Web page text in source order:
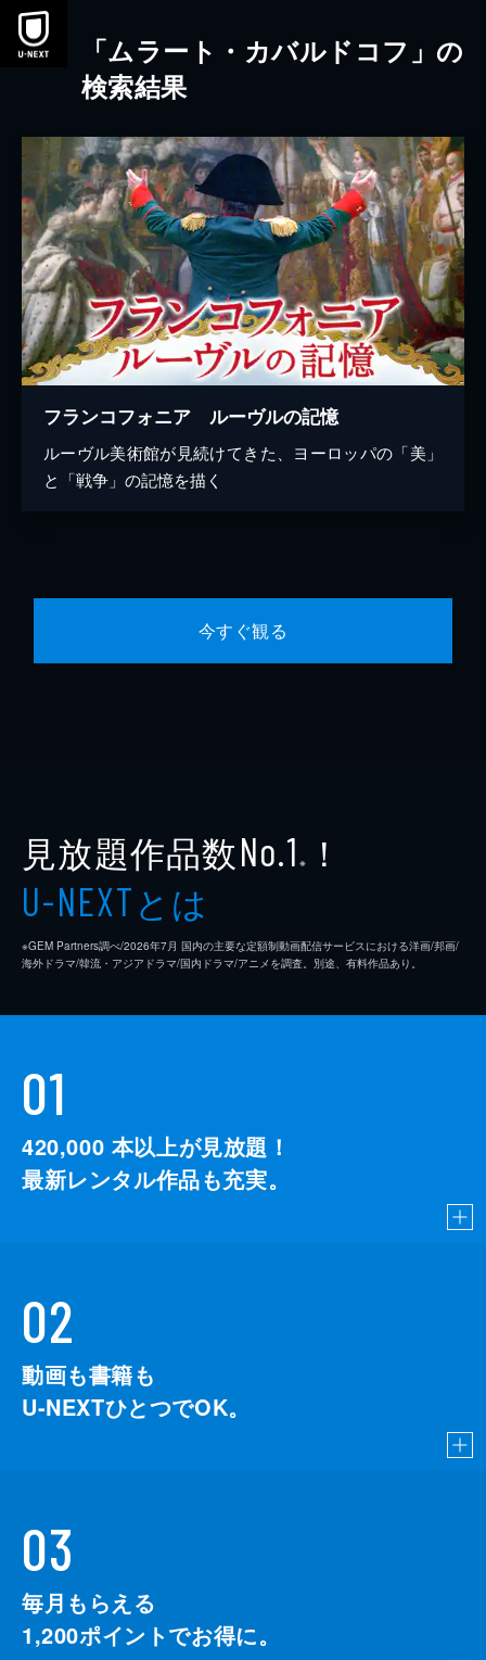
本文へスキップ
「ムラート・カバルドコフ」の
検索結果
フランコフォニア ルーヴルの記憶
ルーヴル美術館が見続けてきた、ヨーロッパの「美」
と「戦争」の記憶を描く
今すぐ観る
見放題作品数No.1 ※ ！
U-NEXTとは
※GEM Partners調べ/2026年7⽉ 国内の主要な定額制動画配信サービスにおける洋画/邦画/
海外ドラマ/韓流・アジアドラマ/国内ドラマ/アニメを調査。別途、有料作品あり。
01
420,000 本以上が見放題！
最新レンタル作品も充実。
02
動画も書籍も
U-NEXTひとつでOK。
03
毎月もらえる
1,200ポイントでお得に。